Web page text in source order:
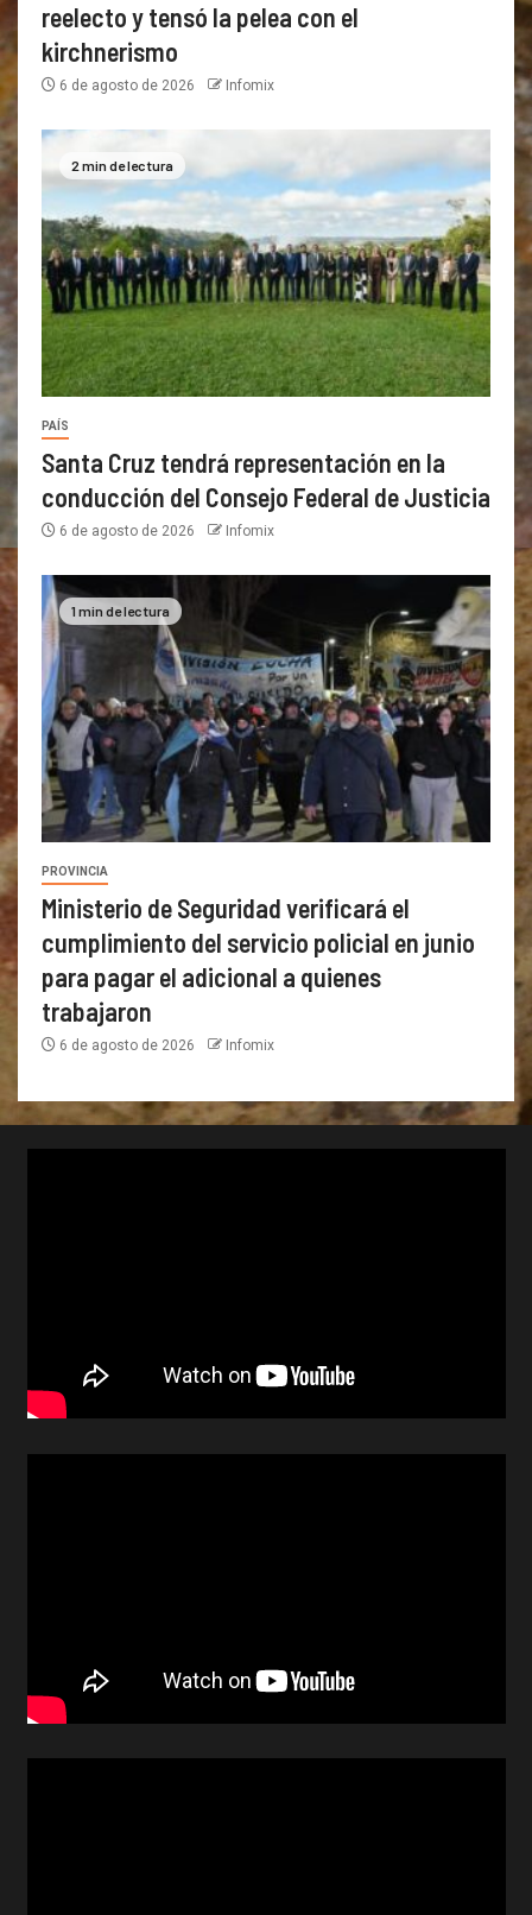
reelecto y tensó la pelea con el
kirchnerismo
6 de agosto de 2026 Infomix
2 min de lectura
PAÍS
Santa Cruz tendrá representación en la
conducción del Consejo Federal de Justicia
6 de agosto de 2026 Infomix
1 min de lectura
PROVINCIA
Ministerio de Seguridad verificará el
cumplimiento del servicio policial en junio
para pagar el adicional a quienes
trabajaron
6 de agosto de 2026 Infomix